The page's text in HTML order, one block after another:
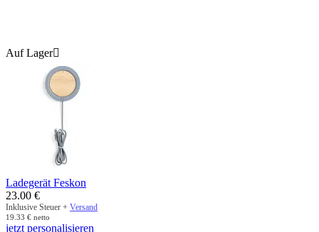
Auf Lager
Ladegerät Feskon
23.00 €
Inklusive Steuer + Versand
19.33 € netto
jetzt personalisieren